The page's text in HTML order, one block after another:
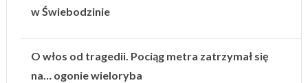
w Świebodzinie
O włos od tragedii. Pociąg metra zatrzymał się
na… ogonie wieloryba